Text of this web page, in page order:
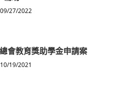
09/27/2022
會教育獎助學金申請案
10/19/2021